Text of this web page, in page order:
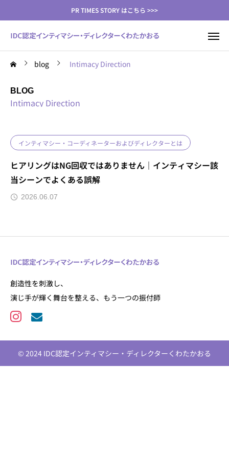
PR TIMES STORY はこちら >>>
blog Intimacy Direction
BLOG
Intimacy Direction
インティマシー・コーディネーターおよびディレクターとは
ヒアリングはNG回収ではありません｜インティマシー該
当シーンでよくある誤解
2026.06.07
創造性を刺激し、
演じ手が輝く舞台を整える、もう一つの振付師
© 2024 IDC認定インティマシー・ディレクターくわたかおる